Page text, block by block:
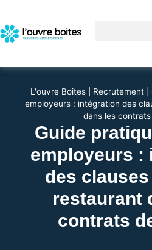
L'ouvre Boites Recrutement
employeurs : intégration des
dans les
Guide
employeurs :
des
restaurant
contrats